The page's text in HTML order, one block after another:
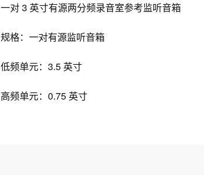
一对 3 英寸有源两分频录音室参考监听音箱
规格：一对有源监听音箱
低频单元：3.5 英寸
高频单元：0.75 英寸